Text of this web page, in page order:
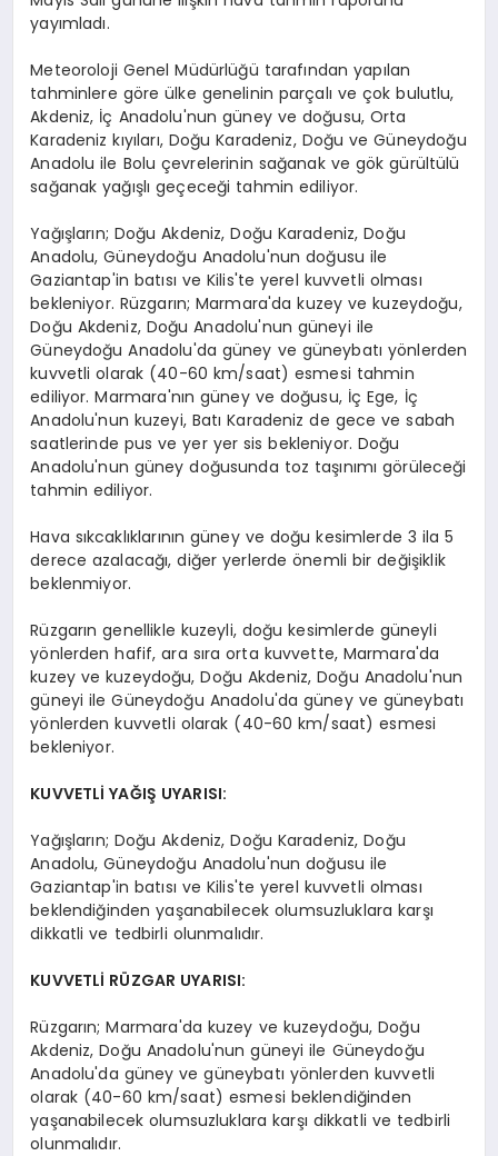
yayımladı.
Meteoroloji Genel Müdürlüğü tarafından yapılan
tahminlere göre ülke genelinin parçalı ve çok bulutlu,
Akdeniz, İç Anadolu'nun güney ve doğusu, Orta
Karadeniz kıyıları, Doğu Karadeniz, Doğu ve Güneydoğu
Anadolu ile Bolu çevrelerinin sağanak ve gök gürültülü
sağanak yağışlı geçeceği tahmin ediliyor.
Yağışların; Doğu Akdeniz, Doğu Karadeniz, Doğu
Anadolu, Güneydoğu Anadolu'nun doğusu ile
Gaziantap'in batısı ve Kilis'te yerel kuvvetli olması
bekleniyor. Rüzgarın; Marmara'da kuzey ve kuzeydoğu,
Doğu Akdeniz, Doğu Anadolu'nun güneyi ile
Güneydoğu Anadolu'da güney ve güneybatı yönlerden
kuvvetli olarak (40-60 km/saat) esmesi tahmin
ediliyor. Marmara'nın güney ve doğusu, İç Ege, İç
Anadolu'nun kuzeyi, Batı Karadeniz de gece ve sabah
saatlerinde pus ve yer yer sis bekleniyor. Doğu
Anadolu'nun güney doğusunda toz taşınımı görüleceği
tahmin ediliyor.
Hava sıkcaklıklarının güney ve doğu kesimlerde 3 ila 5
derece azalacağı, diğer yerlerde önemli bir değişiklik
beklenmiyor.
Rüzgarın genellikle kuzeyli, doğu kesimlerde güneyli
yönlerden hafif, ara sıra orta kuvvette, Marmara'da
kuzey ve kuzeydoğu, Doğu Akdeniz, Doğu Anadolu'nun
güneyi ile Güneydoğu Anadolu'da güney ve güneybatı
yönlerden kuvvetli olarak (40-60 km/saat) esmesi
bekleniyor.
KUVVETLİ YAĞIŞ UYARISI:
Yağışların; Doğu Akdeniz, Doğu Karadeniz, Doğu
Anadolu, Güneydoğu Anadolu'nun doğusu ile
Gaziantap'in batısı ve Kilis'te yerel kuvvetli olması
beklendiğinden yaşanabilecek olumsuzluklara karşı
dikkatli ve tedbirli olunmalıdır.
KUVVETLİ RÜZGAR UYARISI:
Rüzgarın; Marmara'da kuzey ve kuzeydoğu, Doğu
Akdeniz, Doğu Anadolu'nun güneyi ile Güneydoğu
Anadolu'da güney ve güneybatı yönlerden kuvvetli
olarak (40-60 km/saat) esmesi beklendiğinden
yaşanabilecek olumsuzluklara karşı dikkatli ve tedbirli
olunmalıdır.